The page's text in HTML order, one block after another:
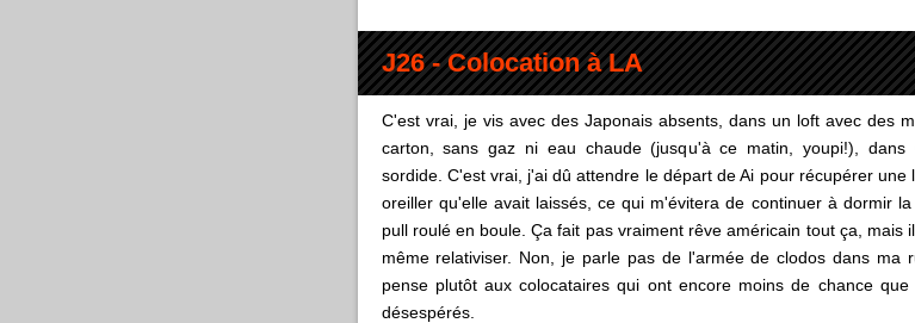
J26 - Colocation à LA
C'est vrai, je vis avec des Japonais absents, dans un loft avec des
carton, sans gaz ni eau chaude (jusqu'à ce matin, youpi!), dans
sordide. C'est vrai, j'ai dû attendre le départ de Ai pour récupérer une
oreiller qu'elle avait laissés, ce qui m'évitera de continuer à dormir
pull roulé en boule. Ça fait pas vraiment rêve américain tout ça, mais
même relativiser. Non, je parle pas de l'armée de clodos dans
pense plutôt aux colocataires qui ont encore moins de chance
désespérés.